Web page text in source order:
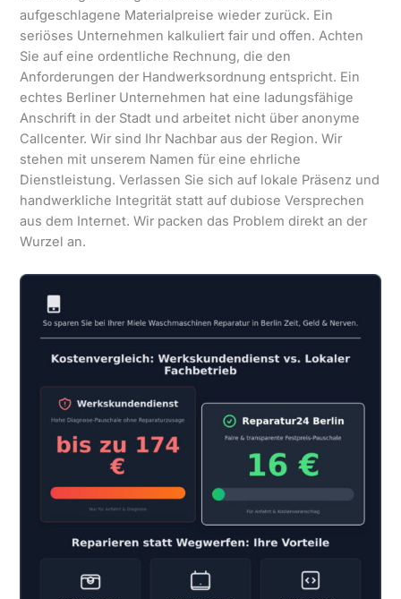
aufgeschlagene Materialpreise wieder zurück. Ein
seriöses Unternehmen kalkuliert fair und offen. Achten
Sie auf eine ordentliche Rechnung, die den
Anforderungen der Handwerksordnung entspricht. Ein
echtes Berliner Unternehmen hat eine ladungsfähige
Anschrift in der Stadt und arbeitet nicht über anonyme
Callcenter. Wir sind Ihr Nachbar aus der Region. Wir
stehen mit unserem Namen für eine ehrliche
Dienstleistung. Verlassen Sie sich auf lokale Präsenz und
handwerkliche Integrität statt auf dubiose Versprechen
aus dem Internet. Wir packen das Problem direkt an der
Wurzel an.